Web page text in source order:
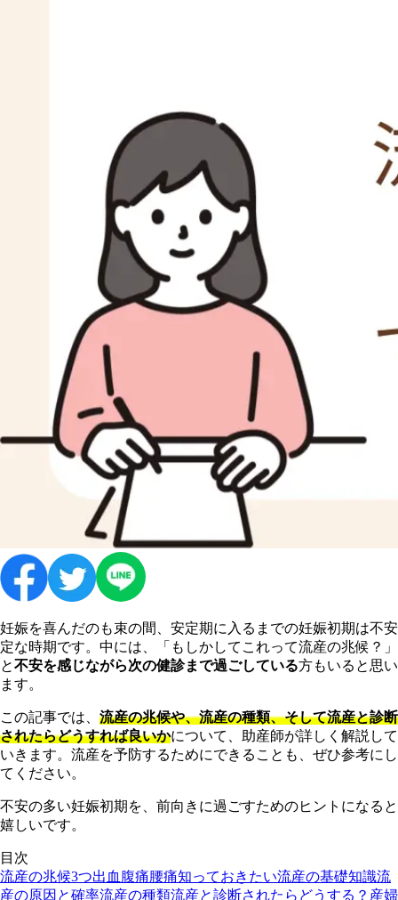
妊娠を喜んだのも束の間、安定期に入るまでの妊娠初期は不安
定な時期です。中には、「もしかしてこれって流産の兆候？」
と不安を感じながら次の健診まで過ごしている方もいると思い
ます。
この記事では、 流産の兆候や、流産の種類、そして流産と診断
されたらどうすれば良いかについて、助産師が詳しく解説して
いきます。流産を予防するためにできることも、ぜひ参考にし
てください。
不安の多い妊娠初期を、前向きに過ごすためのヒントになると
嬉しいです。
目次
流産の兆候3つ出血 腹痛腰痛知っておきたい流産の基礎知識流
産の原因と確率流産の種類流産と診断されたらどうする？ 産婦